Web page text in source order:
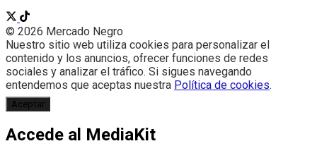
© 2026 Mercado Negro
Nuestro sitio web utiliza cookies para personalizar el
contenido y los anuncios, ofrecer funciones de redes
sociales y analizar el tráfico. Si sigues navegando
entendemos que aceptas nuestra Política de cookies.
Aceptar
Accede al MediaKit